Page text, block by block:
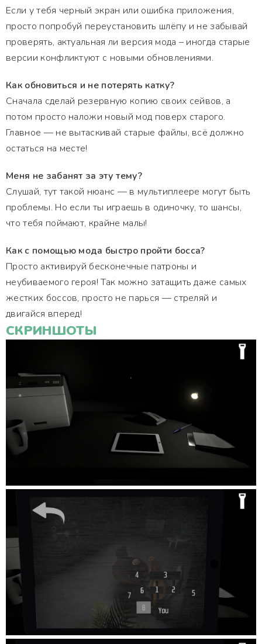
Если у тебя черный экран или ошибка приложения,
просто попробуй переустановить шлёпу и не забывай
проверять, актуальная ли версия мода – иногда старые
версии конфликтуют с новыми обновлениями.
Как обновиться и не потерять катку?
Сначала сделай резервную копию своих сейвов, а
потом просто наложи новый мод поверх старого.
Главное — не вытаскивай старые файлы, всё должно
остаться на месте!
Меня не забанят за эту тему?
Слушай, тут такой нюанс — в мультиплеере могут быть
проблемы. Но если ты играешь в одиночку, то шансы,
что тебя поймают, крайне малы!
Как с помощью мода быстро пройти босса?
Просто активируй бесконечные патроны и
неубиваемого героя! Так можно затащить даже самых
жестких боссов, просто не парься — стреляй и
двигайся вперед!
СКРИНШОТЫ